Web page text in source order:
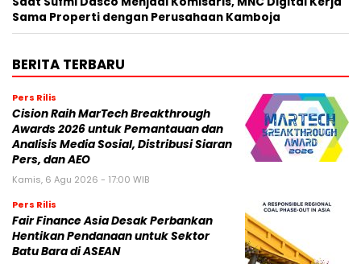
Sama Properti dengan Perusahaan Kamboja
BERITA TERBARU
Pers Rilis
Cision Raih MarTech Breakthrough
Awards 2026 untuk Pemantauan dan
Analisis Media Sosial, Distribusi Siaran
Pers, dan AEO
Kamis, 6 Agu 2026 - 17:00 WIB
Pers Rilis
Fair Finance Asia Desak Perbankan
Hentikan Pendanaan untuk Sektor
Batu Bara di ASEAN